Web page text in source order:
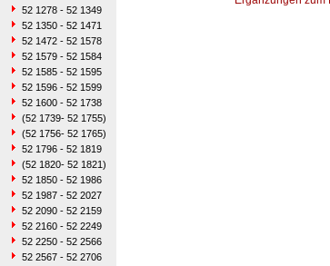
52 1278 - 52 1349
52 1350 - 52 1471
52 1472 - 52 1578
52 1579 - 52 1584
52 1585 - 52 1595
52 1596 - 52 1599
52 1600 - 52 1738
(52 1739- 52 1755)
(52 1756- 52 1765)
52 1796 - 52 1819
(52 1820- 52 1821)
52 1850 - 52 1986
52 1987 - 52 2027
52 2090 - 52 2159
52 2160 - 52 2249
52 2250 - 52 2566
52 2567 - 52 2706